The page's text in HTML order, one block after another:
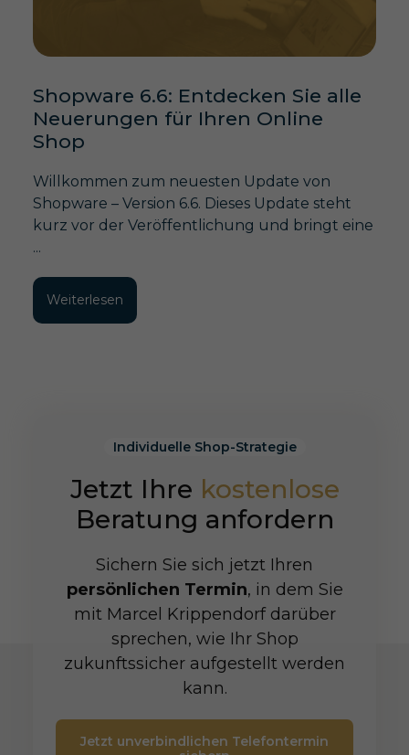
Shopware 6.6: Entdecken Sie alle
Neuerungen für Ihren Online
Shop
Willkommen zum neuesten Update von
Shopware – Version 6.6. Dieses Update steht
kurz vor der Veröffentlichung und bringt eine
...
Weiterlesen
Individuelle Shop-Strategie
Jetzt Ihre kostenlose
Beratung anfordern
Sichern Sie sich jetzt Ihren
persönlichen Termin, in dem Sie
mit Marcel Krippendorf darüber
sprechen, wie Ihr Shop
zukunftssicher aufgestellt werden
kann.
Jetzt unverbindlichen Telefontermin